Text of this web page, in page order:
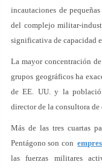
incautaciones de
del complejo militar-
significativa de capacidad
La mayor concentración
grupos geográficos ha
de EE. UU. y la
director de la consultora de
Más de las tres cuartas
Pentágono son con
las fuerzas militares